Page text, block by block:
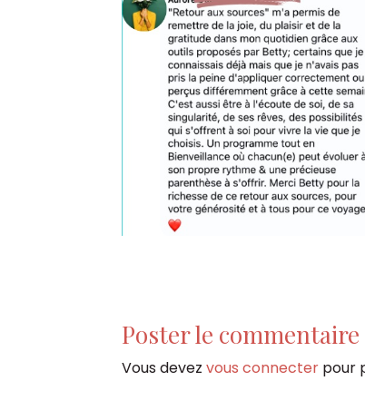
Poster le commentaire
Vous devezvous connecter pour